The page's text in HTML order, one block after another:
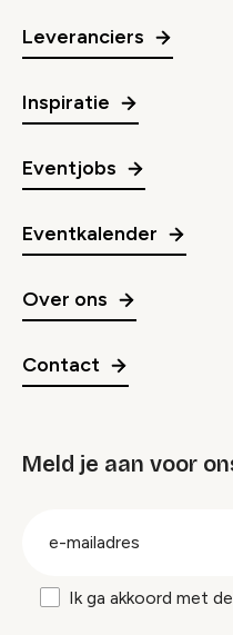
Leveranciers
Inspiratie
Eventjobs
Eventkalender
Over ons
Contact
Meld je aan voor
Ik ga akkoord met de